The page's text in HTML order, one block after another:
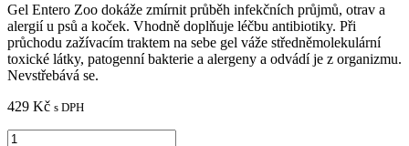
Gel Entero Zoo dokáže zmírnit průběh infekčních průjmů, otrav a
alergií u psů a koček. Vhodně doplňuje léčbu antibiotiky. Při
průchodu zažívacím traktem na sebe gel váže středněmolekulární
toxické látky, patogenní bakterie a alergeny a odvádí je z organizmu.
Nevstřebává se.
429 Kč s DPH
Entero